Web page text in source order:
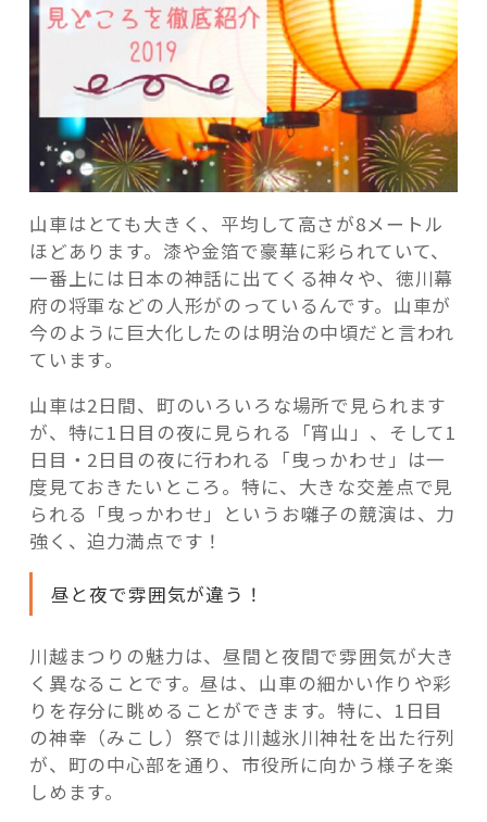
山車はとても大きく、平均して高さが8メートル
ほどあります。漆や金箔で豪華に彩られていて、
一番上には日本の神話に出てくる神々や、徳川幕
府の将軍などの人形がのっているんです。山車が
今のように巨大化したのは明治の中頃だと言われ
ています。
山車は2日間、町のいろいろな場所で見られます
が、特に1日目の夜に見られる「宵山」、そして1
日目・2日目の夜に行われる「曳っかわせ」は一
度見ておきたいところ。特に、大きな交差点で見
られる「曳っかわせ」というお囃子の競演は、力
強く、迫力満点です！
昼と夜で雰囲気が違う！
川越まつりの魅力は、昼間と夜間で雰囲気が大き
く異なることです。昼は、山車の細かい作りや彩
りを存分に眺めることができます。特に、1日目
の神幸（みこし）祭では川越氷川神社を出た行列
が、町の中心部を通り、市役所に向かう様子を楽
しめます。